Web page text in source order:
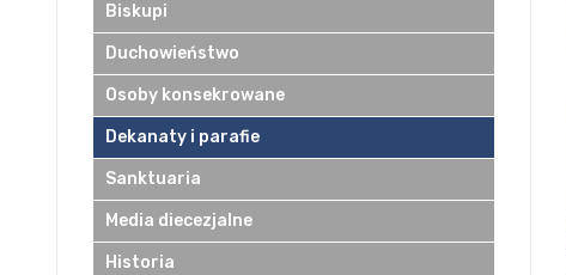
Biskupi
Duchowieństwo
Osoby konsekrowane
Dekanaty i parafie
Sanktuaria
Media diecezjalne
Historia